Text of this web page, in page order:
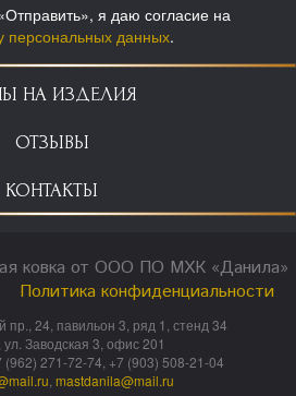
я даю согласие на
персональных данных.
НА ИЗДЕЛИЯ
ОТЗЫВЫ
КОНТАКТЫ
ковка от ООО ПО МХК «Данила»
Политика конфиденциальности
пр., 24, павильон 3, ряд 1, стенд 34
ул. Заводская 3, офис 201
(962) 271-72-74, +7 (903) 508-21-04
mastdanila@mail.ru